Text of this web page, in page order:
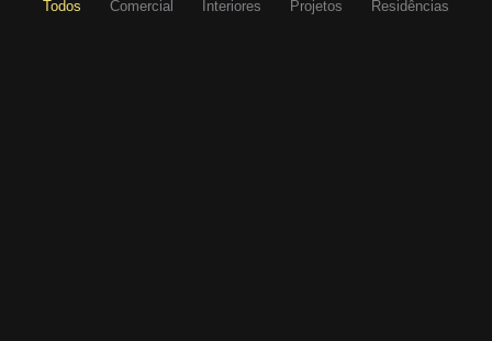
Todos Comercial Interiores Projetos Residências